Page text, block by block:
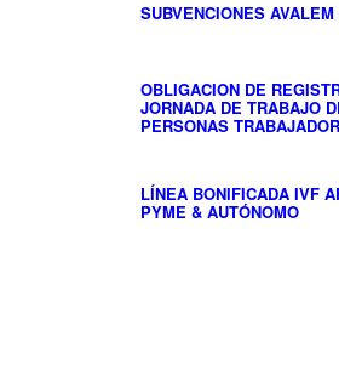
SUBVENCIONES
OBLIGACION DE
JORNADA DE TRABAJO
PERSONAS
LÍNEA BONIFICADA IVF
PYME & AUTÓNOMO